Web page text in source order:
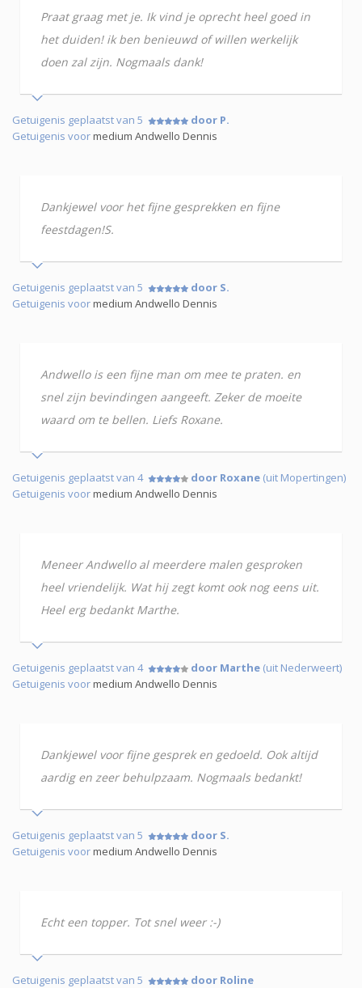
Praat graag met je. Ik vind je oprecht heel goed in
het duiden! ik ben benieuwd of willen werkelijk
doen zal zijn. Nogmaals dank!
Getuigenis geplaatst van 5
door P.
Getuigenis voormedium Andwello Dennis
Dankjewel voor het fijne gesprekken en fijne
feestdagen!S.
Getuigenis geplaatst van 5
door S.
Getuigenis voormedium Andwello Dennis
Andwello is een fijne man om mee te praten. en
snel zijn bevindingen aangeeft. Zeker de moeite
waard om te bellen. Liefs Roxane.
Getuigenis geplaatst van 4 door Roxane (uit Mopertingen)
Getuigenis voormedium Andwello Dennis
Meneer Andwello al meerdere malen gesproken
heel vriendelijk. Wat hij zegt komt ook nog eens uit.
Heel erg bedankt Marthe.
Getuigenis geplaatst van 4 door Marthe (uit Nederweert)
Getuigenis voormedium Andwello Dennis
Dankjewel voor fijne gesprek en gedoeld. Ook altijd
aardig en zeer behulpzaam. Nogmaals bedankt!
Getuigenis geplaatst van 5
door S.
Getuigenis voormedium Andwello Dennis
Echt een topper. Tot snel weer :-)
Getuigenis geplaatst van 5
door Roline